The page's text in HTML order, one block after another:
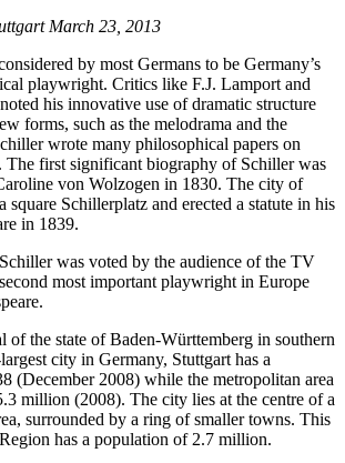
March 23, 2013
by most Germans to be Germany’s
playwright. Critics like F.J. Lamport and
his innovative use of dramatic structure
forms, such as the melodrama and the
wrote many philosophical papers on
The first significant biography of Schiller was
von Wolzogen in 1830. The city of
square Schillerplatz and erected a statute in his
in 1839.
was voted by the audience of the TV
most important playwright in Europe
of the state of Baden-Württemberg in southern
city in Germany, Stuttgart has a
(December 2008) while the metropolitan area
million (2008). The city lies at the centre of a
surrounded by a ring of smaller towns. This
has a population of 2.7 million.